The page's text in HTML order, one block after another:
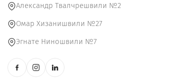
Александр Твалчрешвили №2
Омар Хизанишвили №27
Эгнате Ниношвили №7